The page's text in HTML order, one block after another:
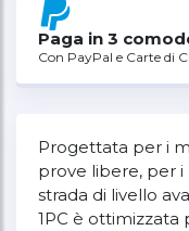
Paga in 3
Con PayPal e Carte di
Progettata per i
prove libere, per
strada di livello
1PC è ottimizzata